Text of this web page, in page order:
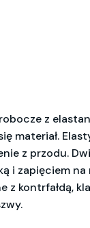
z
materiał.
z przodu.
i zapięciem
z kontrfałdą,